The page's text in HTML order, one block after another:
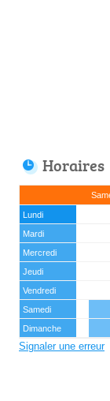
Horaires
Lundi
Mardi
Mercredi
Jeudi
Vendredi
Samedi
Dimanche
Signaler une erreur